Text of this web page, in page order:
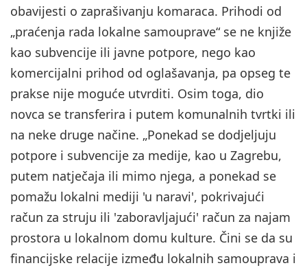
obavijesti o zaprašivanju komaraca. Prihodi od
„praćenja rada lokalne samouprave“ se ne knjiže
kao subvencije ili javne potpore, nego kao
komercijalni prihod od oglašavanja, pa opseg te
prakse nije moguće utvrditi. Osim toga, dio
novca se transferira i putem komunalnih tvrtki ili
na neke druge načine. „Ponekad se dodjeljuju
potpore i subvencije za medije, kao u Zagrebu,
putem natječaja ili mimo njega, a ponekad se
pomažu lokalni mediji 'u naravi', pokrivajući
račun za struju ili 'zaboravljajući' račun za najam
prostora u lokalnom domu kulture. Čini se da su
financijske relacije između lokalnih samouprava i